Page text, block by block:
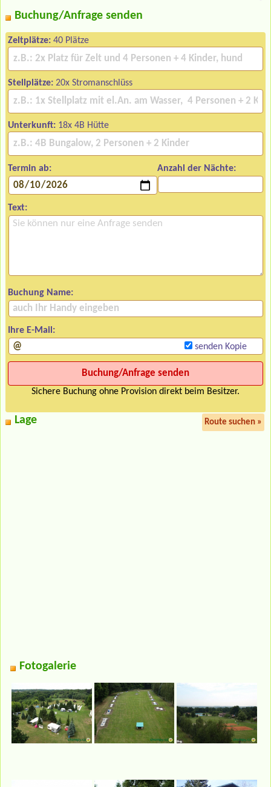
Buchung/Anfrage senden
Zeltplätze: 40 Plätze
Stellplätze: 20x Stromanschlüss
Unterkunft: 18x 4B Hütte
Termin ab: Anzahl der Nächte:
Text:
Buchung Name:
Ihre E-Mail:
senden Kopie
Sichere Buchung ohne Provision direkt beim Besitzer.
Lage Route suchen »
Fotogalerie